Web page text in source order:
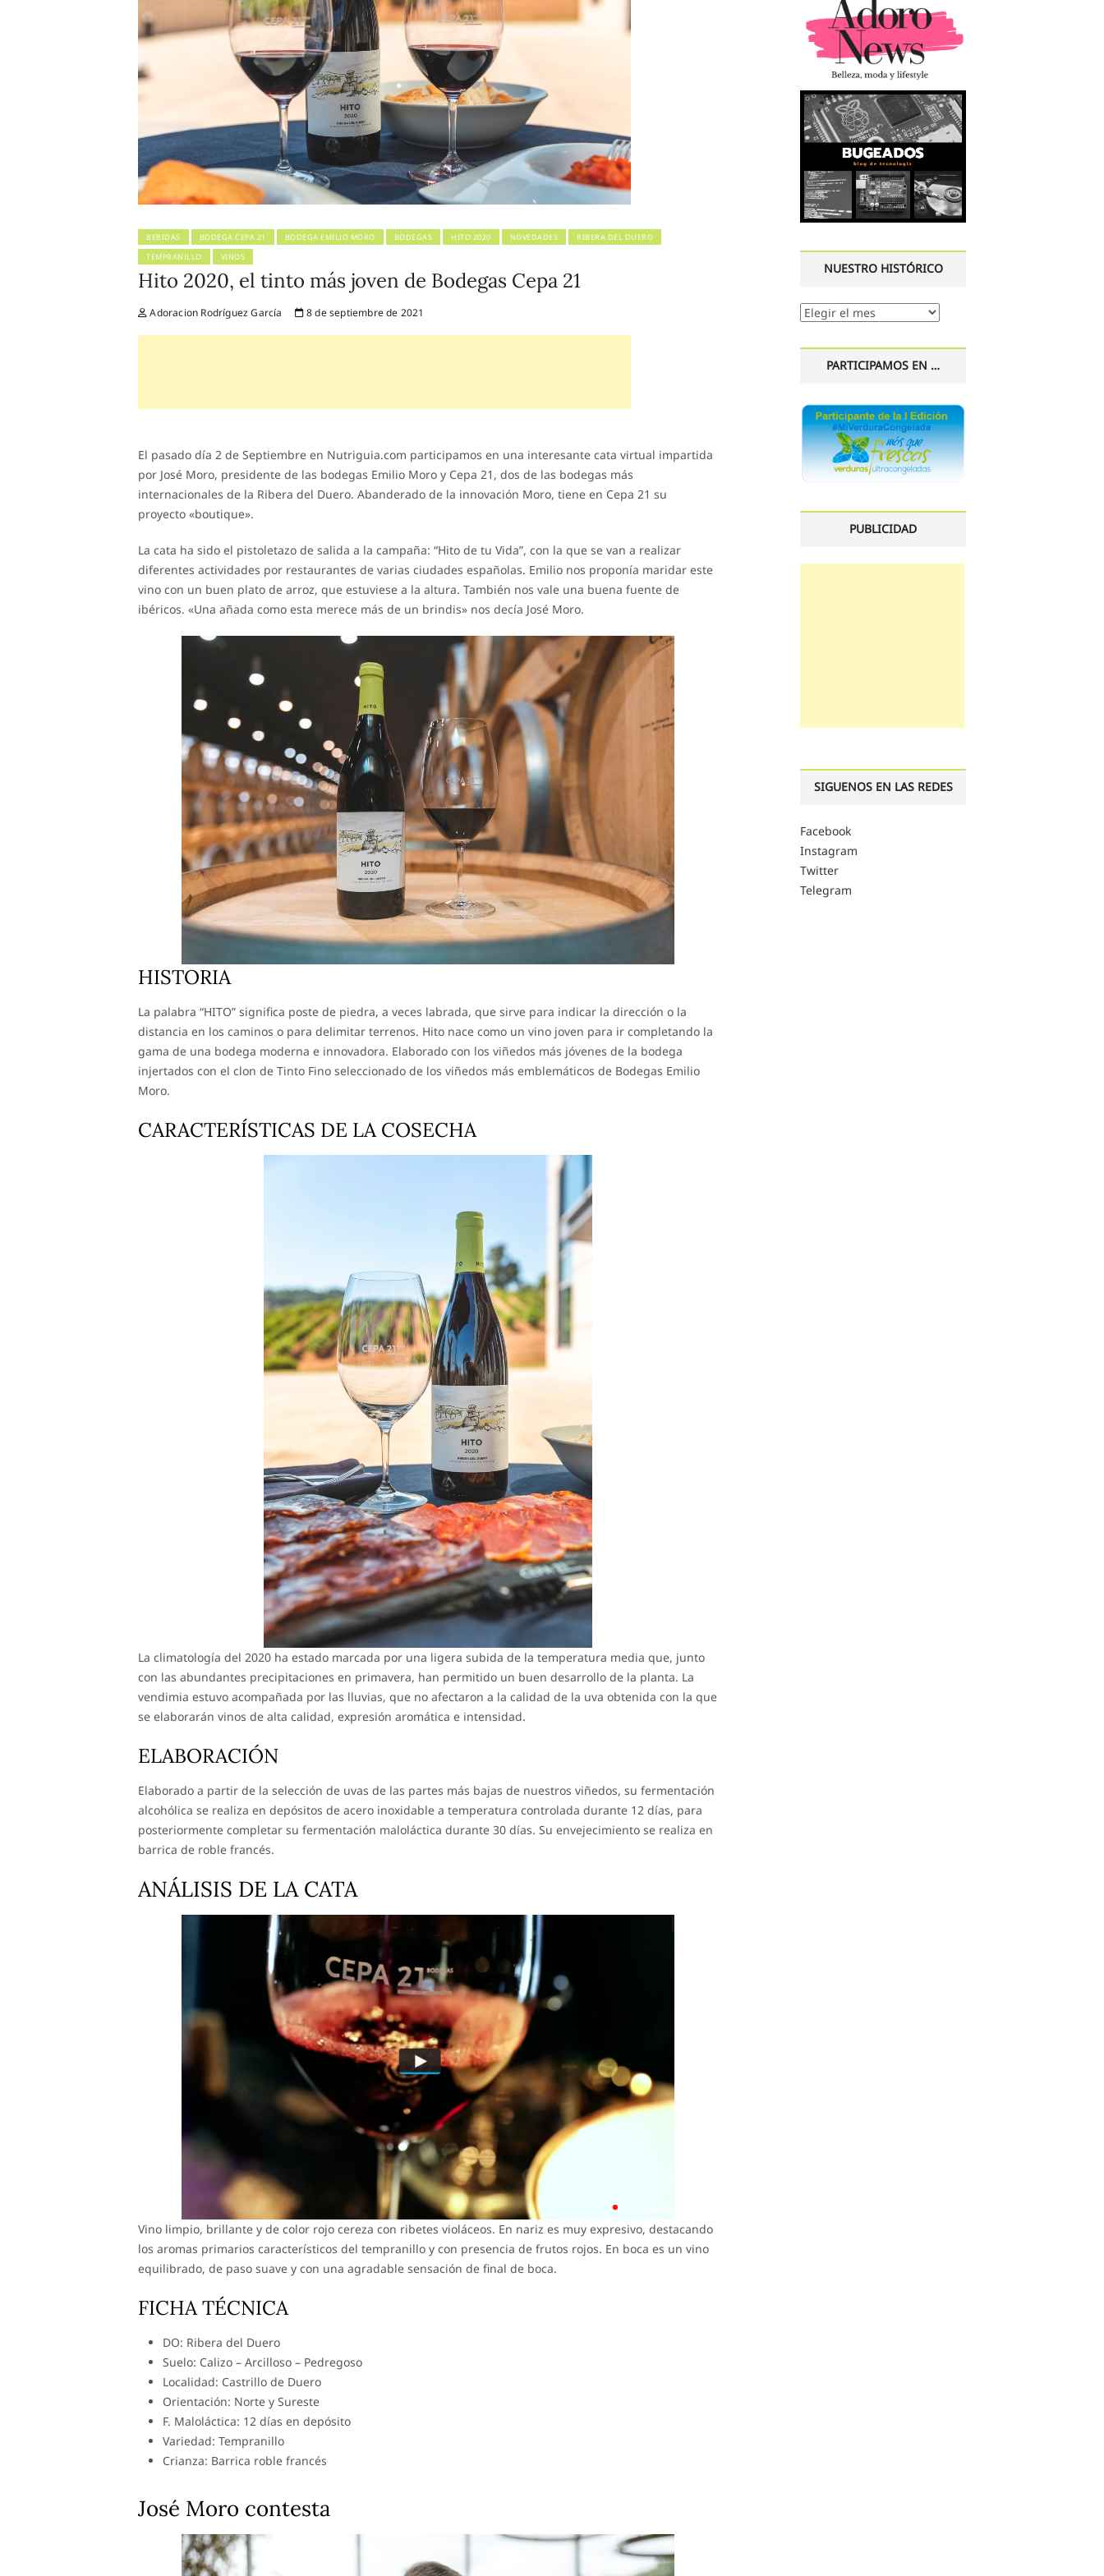
BEBIDAS BODEGA CEPA 21 BODEGA EMILIO MORO BODEGAS HITO 2020 NOVEDADES
RIBERA DEL DUERO
TEMPRANILLO
VINOS
Hito 2020, el tinto más joven de Bodegas Cepa 21
Adoracion Rodríguez García 8 de septiembre de 2021
El pasado día 2 de Septiembre en Nutriguia.com participamos en una interesante cata virtual impartida
por José Moro, presidente de las bodegas Emilio Moro y Cepa 21, dos de las bodegas más
internacionales de la Ribera del Duero. Abanderado de la innovación Moro, tiene en Cepa 21 su
proyecto «boutique».
La cata ha sido el pistoletazo de salida a la campaña: “Hito de tu Vida”, con la que se van a realizar
diferentes actividades por restaurantes de varias ciudades españolas. Emilio nos proponía maridar este
vino con un buen plato de arroz, que estuviese a la altura. También nos vale una buena fuente de
ibéricos. «Una añada como esta merece más de un brindis» nos decía José Moro.
HISTORIA
La palabra “HITO” significa poste de piedra, a veces labrada, que sirve para indicar la dirección o la
distancia en los caminos o para delimitar terrenos. Hito nace como un vino joven para ir completando la
gama de una bodega moderna e innovadora. Elaborado con los viñedos más jóvenes de la bodega
injertados con el clon de Tinto Fino seleccionado de los viñedos más emblemáticos de Bodegas Emilio
Moro.
CARACTERÍSTICAS DE LA COSECHA
La climatología del 2020 ha estado marcada por una ligera subida de la temperatura media que, junto
con las abundantes precipitaciones en primavera, han permitido un buen desarrollo de la planta. La
vendimia estuvo acompañada por las lluvias, que no afectaron a la calidad de la uva obtenida con la que
se elaborarán vinos de alta calidad, expresión aromática e intensidad.
ELABORACIÓN
Elaborado a partir de la selección de uvas de las partes más bajas de nuestros viñedos, su fermentación
alcohólica se realiza en depósitos de acero inoxidable a temperatura controlada durante 12 días, para
posteriormente completar su fermentación maloláctica durante 30 días. Su envejecimiento se realiza en
barrica de roble francés.
ANÁLISIS DE LA CATA
Vino limpio, brillante y de color rojo cereza con ribetes violáceos. En nariz es muy expresivo, destacando
los aromas primarios característicos del tempranillo y con presencia de frutos rojos. En boca es un vino
equilibrado, de paso suave y con una agradable sensación de final de boca.
FICHA TÉCNICA
DO: Ribera del Duero
Suelo: Calizo – Arcilloso – Pedregoso
Localidad: Castrillo de Duero
Orientación: Norte y Sureste
F. Maloláctica: 12 días en depósito
Variedad: Tempranillo
Crianza: Barrica roble francés
José Moro contesta
NUESTRO HISTÓRICO
Nuestro
PARTICIPAMOS EN …
PUBLICIDAD
SIGUENOS EN LAS REDES
Facebook
Instagram
Twitter
Telegram